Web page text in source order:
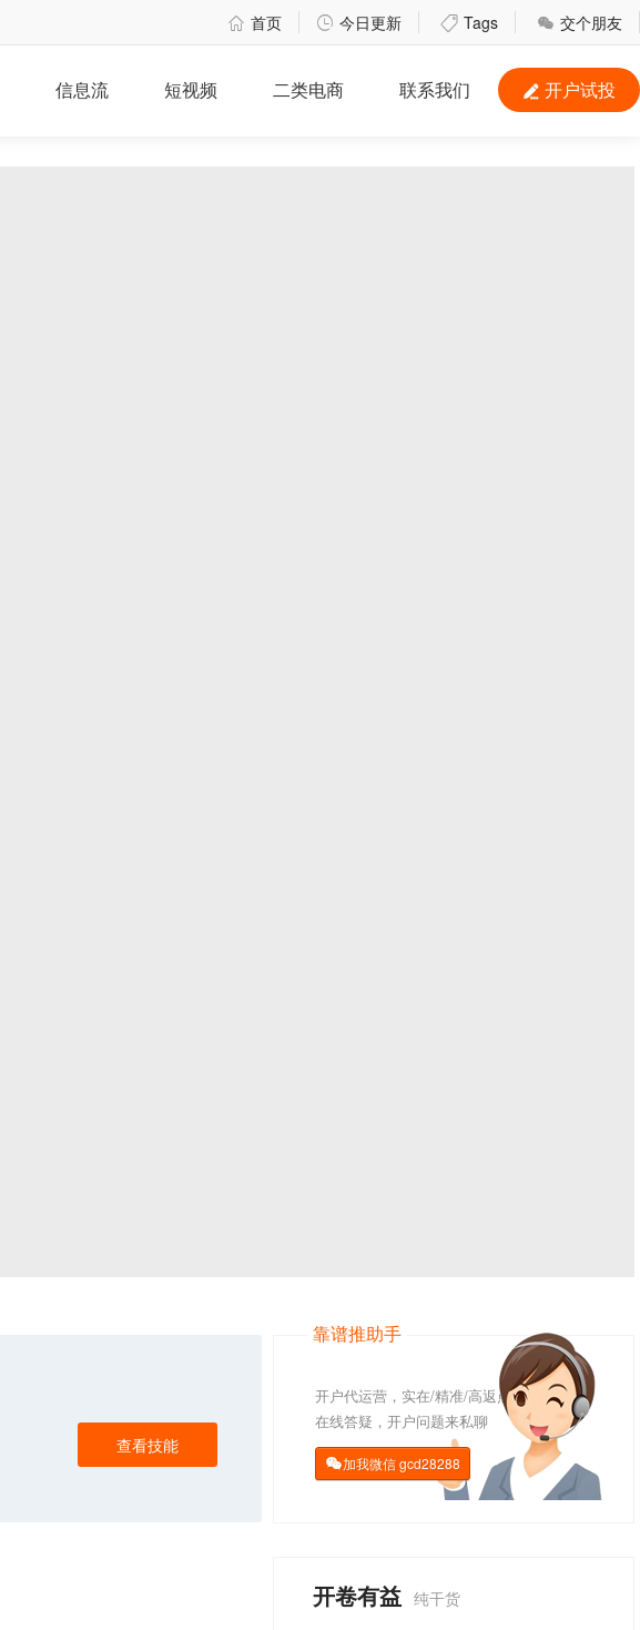
 首页  今日更新  Tags  交个朋友
 开户试投
信息流 短视频 二类电商 联系我们
查看技能
靠谱推助手
开户代运营，实在/精准/高返点
在线答疑，开户问题来私聊
加我微信gcd28288
开卷有益 纯干货